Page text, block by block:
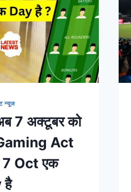
न्यूज
7 अक्टूबर को
Act
7 Oct एक
है